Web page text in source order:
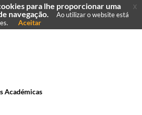
Académicas
para lhe proporcionar uma
navegação.
Ao utilizar o website está
Aceitar
x